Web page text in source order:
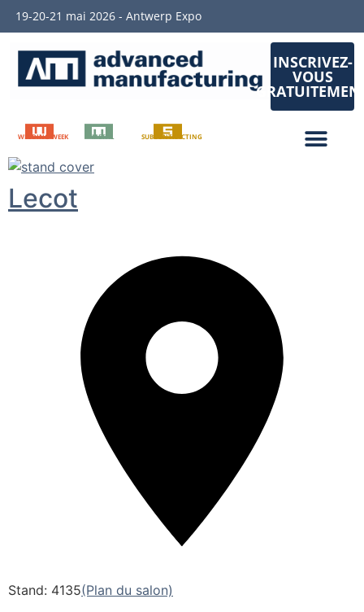
19-20-21 mai 2026 - Antwerp Expo
INSCRIVEZ-
VOUS
WELDING WEEK METAL SUBCONTRACTING
Lecot
Stand: 4135(Plan du salon)